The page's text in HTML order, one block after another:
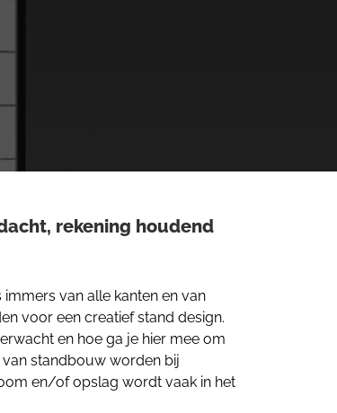
rekening houdend
van alle kanten en van
voor een creatief stand design.
en hoe ga je hier mee om
standbouw worden bij
en/of opslag wordt vaak in het